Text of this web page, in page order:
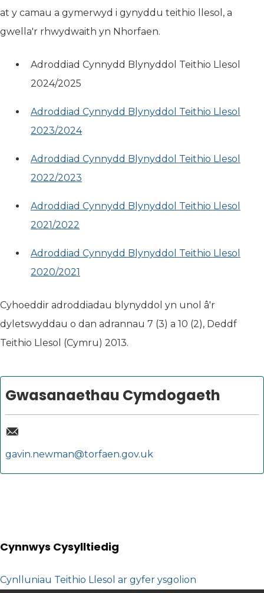
at y camau a gymerwyd i gynyddu teithio llesol, a
gwella'r rhwydwaith yn Nhorfaen.
Adroddiad Cynnydd Blynyddol Teithio Llesol
2024/2025
Adroddiad Cynnydd Blynyddol Teithio Llesol
2023/2024
Adroddiad Cynnydd Blynyddol Teithio Llesol
2022/2023
Adroddiad Cynnydd Blynyddol Teithio Llesol
2021/2022
Adroddiad Cynnydd Blynyddol Teithio Llesol
2020/2021
Cyhoeddir adroddiadau blynyddol yn unol â'r
dyletswyddau o dan adrannau 7 (3) a 10 (2), Deddf
Teithio Llesol (Cymru) 2013.
Gwasanaethau Cymdogaeth
gavin.newman@torfaen.gov.uk
Cynnwys Cysylltiedig
Cynlluniau Teithio Llesol ar gyfer ysgolion